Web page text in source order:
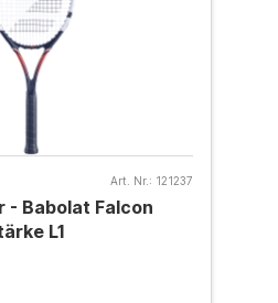
Art. Nr.: 121237
- Babolat Falcon
L1